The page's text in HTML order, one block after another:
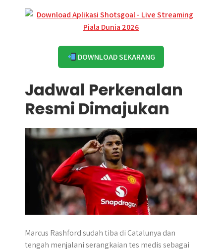
DOWNLOAD SEKARANG
Jadwal Perkenalan
Resmi Dimajukan
Marcus Rashford sudah tiba di Catalunya dan
tengah menjalani serangkaian tes medis sebagai